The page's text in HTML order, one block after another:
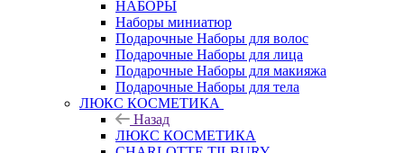
НАБОРЫ
Наборы миниатюр
Подарочные Наборы для волос
Подарочные Наборы для лица
Подарочные Наборы для макияжа
Подарочные Наборы для тела
ЛЮКС КОСМЕТИКА
Назад
ЛЮКС КОСМЕТИКА